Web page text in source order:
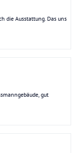
die Ausstattung. Das uns
gut